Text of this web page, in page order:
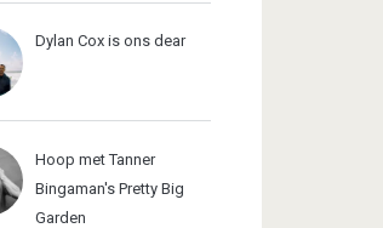
Dylan Cox is ons dear
Hoop met Tanner
Bingaman's Pretty Big
Garden